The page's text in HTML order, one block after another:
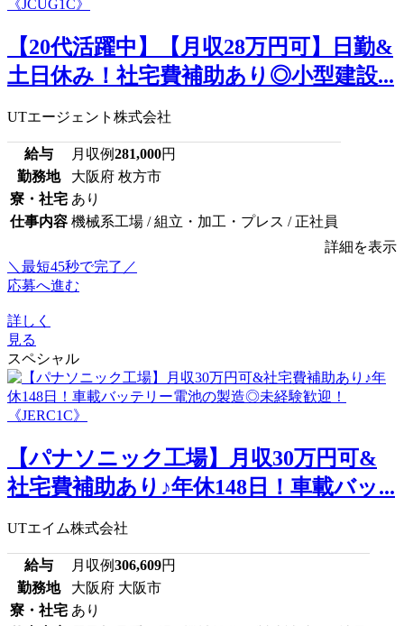
【20代活躍中】【月収28万円可】日勤&
土日休み！社宅費補助あり◎小型建設...
UTエージェント株式会社
給与 月収例281,000円
勤務地
大阪府 枚方市
寮・社宅 あり
仕事内容 機械系工場 / 組立・加工・プレス / 正社員
詳細を表示
＼最短45秒で完了／
応募へ進む
詳しく
見る
スペシャル
【パナソニック工場】月収30万円可&
社宅費補助あり♪年休148日！車載バッ...
UTエイム株式会社
給与 月収例306,609円
勤務地
大阪府 大阪市
寮・社宅 あり